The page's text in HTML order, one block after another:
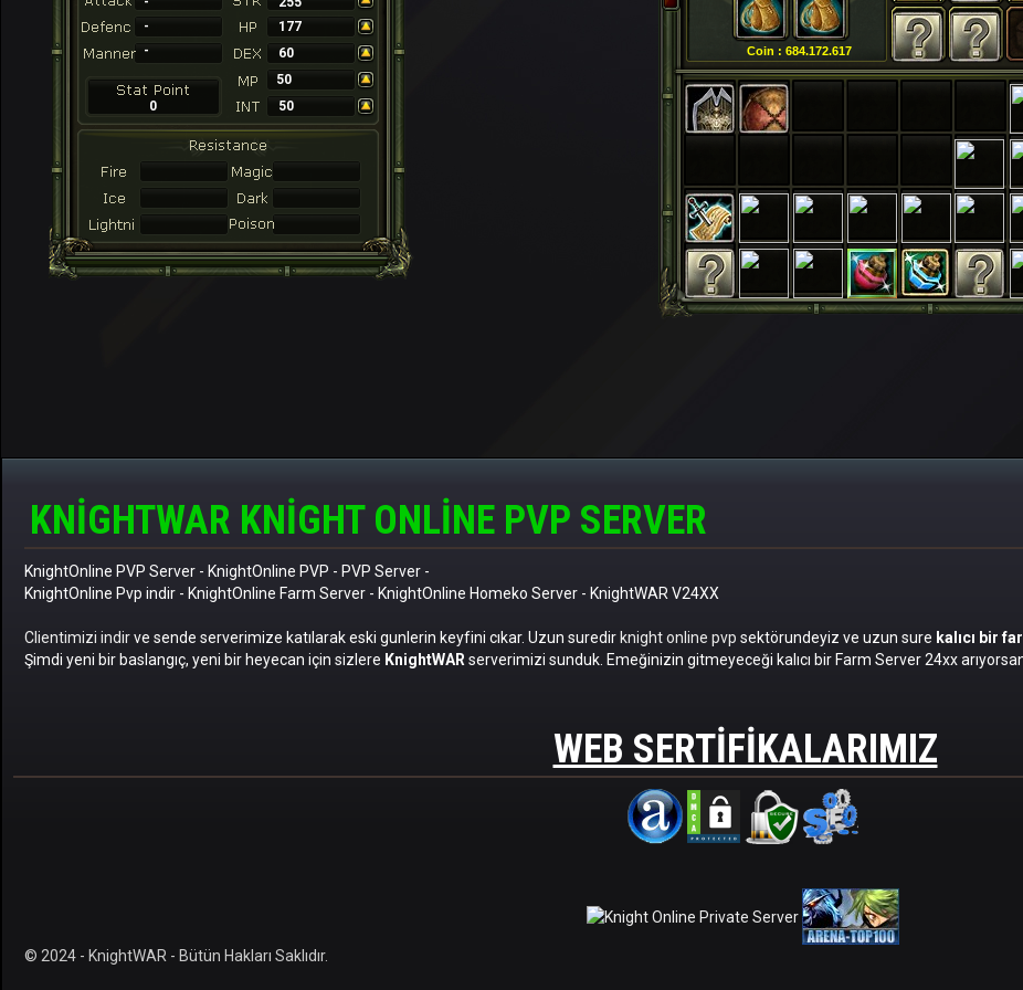
-
177
-
60
50
0
50
KNIGHTWAR KNIGHT ONLINE PVP SERVER
KnightOnline PVP Server - KnightOnline PVP - PVP Server -
KnightOnline Pvp indir - KnightOnline Farm Server - KnightOnline Homeko Server - KnightWAR V24XX
Clientimizi indirve sende serverimize katılarak eski gunlerin keyfini cıkar. Uzun suredir knight online pvp sektörundeyiz ve uzun sure kalıcı bir
Şimdi yeni bir baslangıç, yeni bir heyecan için sizlere KnightWAR serverimizi sunduk. Emeğinizin gitmeyeceği kalıcı bir Farm Server 24xx
WEB SERTIFIKALARIMIZ
© 2024 - KnightWAR - Bütün Hakları Saklıdır.